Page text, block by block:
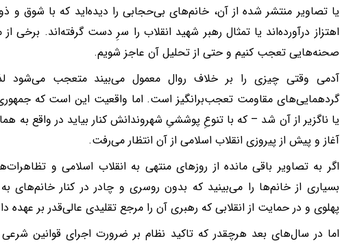
یا تصاویر منتشر شده از آن، خانم‌های بی‌حجابی را دیده‌اید که با شوق و
اهتزاز درآورده‌اند یا تمثال رهبر شهید انقلاب را سرِ دست گرفته‌اند.
صحنه‌هایی تعجب کنیم و حتی از تحلیل آن عاجز شویم.
آدمی وقتی چیزی را بر خلاف روال معمول می‌بیند متعجب می‌شود
گردهمایی‌های مقاومت تعجب‌برانگیز است. اما واقعیت این است که جمهوری
یا ناگزیر از آن شد – که با تنوعِ پوششیِ شهروندانش کنار بیاید در واقع به
آغاز و پیش از پیروزی انقلاب اسلامی از آن انتظار می‌رفت.
اگر به تصاویر باقی مانده از روزهای منتهی به انقلاب اسلامی و
بسیاری از خانم‌ها را می‌بینید که بدون روسری و چادر در کنار
پهلوی و در حمایت از انقلابی که رهبری آن را مرجع تقلیدی عالی‌قدر بر
اما در سال‌های بعد هرچقدر که تاکید نظام بر ضرورت اجرای قوانین